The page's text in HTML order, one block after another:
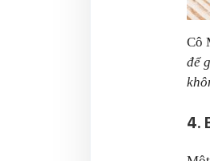
Cô
để
4.